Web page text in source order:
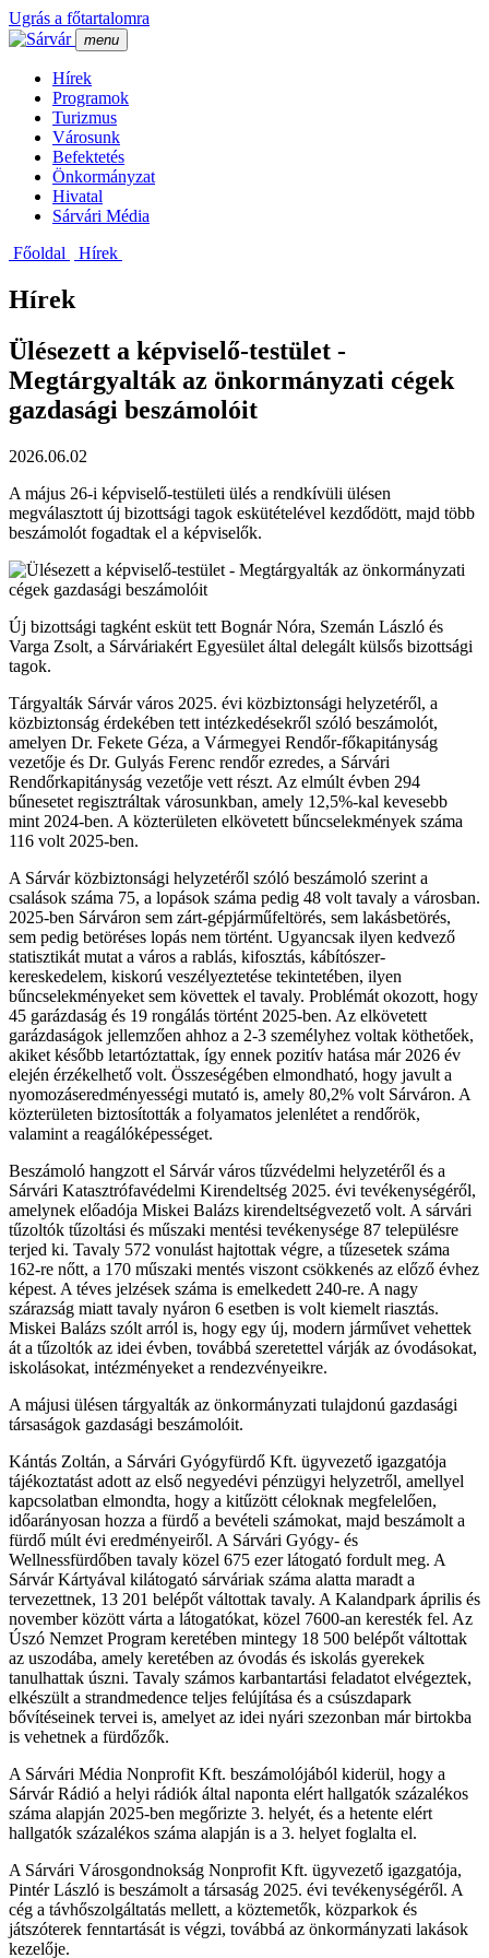
Ugrás a főtartalomra
menu
Hí­rek
Programok
Turizmus
Városunk
Befektetés
Önkormányzat
Hivatal
Sárvári Média
Főoldal
Hí­rek
Hírek
Ülésezett a képviselő-testület -
Megtárgyalták az önkormányzati cégek
gazdasági beszámolóit
2026.06.02
A május 26-i képviselő-testületi ülés a rendkívüli ülésen
megválasztott új bizottsági tagok eskütételével kezdődött, majd több
beszámolót fogadtak el a képviselők.
Új bizottsági tagként esküt tett Bognár Nóra, Szemán László és
Varga Zsolt, a Sárváriakért Egyesület által delegált külsős bizottsági
tagok.
Tárgyalták Sárvár város 2025. évi közbiztonsági helyzetéről, a
közbiztonság érdekében tett intézkedésekről szóló beszámolót,
amelyen Dr. Fekete Géza, a Vármegyei Rendőr-főkapitányság
vezetője és Dr. Gulyás Ferenc rendőr ezredes, a Sárvári
Rendőrkapitányság vezetője vett részt. Az elmúlt évben 294
bűnesetet regisztráltak városunkban, amely 12,5%-kal kevesebb
mint 2024-ben. A közterületen elkövetett bűncselekmények száma
116 volt 2025-ben.
A Sárvár közbiztonsági helyzetéről szóló beszámoló szerint a
csalások száma 75, a lopások száma pedig 48 volt tavaly a városban.
2025-ben Sárváron sem zárt-gépjárműfeltörés, sem lakásbetörés,
sem pedig betöréses lopás nem történt. Ugyancsak ilyen kedvező
statisztikát mutat a város a rablás, kifosztás, kábítószer-
kereskedelem, kiskorú veszélyeztetése tekintetében, ilyen
bűncselekményeket sem követtek el tavaly. Problémát okozott, hogy
45 garázdaság és 19 rongálás történt 2025-ben. Az elkövetett
garázdaságok jellemzően ahhoz a 2-3 személyhez voltak köthetőek,
akiket később letartóztattak, így ennek pozitív hatása már 2026 év
elején érzékelhető volt. Összeségében elmondható, hogy javult a
nyomozáseredményességi mutató is, amely 80,2% volt Sárváron. A
közterületen biztosították a folyamatos jelenlétet a rendőrök,
valamint a reagálóképességet.
Beszámoló hangzott el Sárvár város tűzvédelmi helyzetéről és a
Sárvári Katasztrófavédelmi Kirendeltség 2025. évi tevékenységéről,
amelynek előadója Miskei Balázs kirendeltségvezető volt. A sárvári
tűzoltók tűzoltási és műszaki mentési tevékenysége 87 településre
terjed ki. Tavaly 572 vonulást hajtottak végre, a tűzesetek száma
162-re nőtt, a 170 műszaki mentés viszont csökkenés az előző évhez
képest. A téves jelzések száma is emelkedett 240-re. A nagy
szárazság miatt tavaly nyáron 6 esetben is volt kiemelt riasztás.
Miskei Balázs szólt arról is, hogy egy új, modern járművet vehettek
át a tűzoltók az idei évben, továbbá szeretettel várják az óvodásokat,
iskolásokat, intézményeket a rendezvényeikre.
A májusi ülésen tárgyalták az önkormányzati tulajdonú gazdasági
társaságok gazdasági beszámolóit.
Kántás Zoltán, a Sárvári Gyógyfürdő Kft. ügyvezető igazgatója
tájékoztatást adott az első negyedévi pénzügyi helyzetről, amellyel
kapcsolatban elmondta, hogy a kitűzött céloknak megfelelően,
időarányosan hozza a fürdő a bevételi számokat, majd beszámolt a
fürdő múlt évi eredményeiről. A Sárvári Gyógy- és
Wellnessfürdőben tavaly közel 675 ezer látogató fordult meg. A
Sárvár Kártyával kilátogató sárváriak száma alatta maradt a
tervezettnek, 13 201 belépőt váltottak tavaly. A Kalandpark április és
november között várta a látogatókat, közel 7600-an keresték fel. Az
Úszó Nemzet Program keretében mintegy 18 500 belépőt váltottak
az uszodába, amely keretében az óvodás és iskolás gyerekek
tanulhattak úszni. Tavaly számos karbantartási feladatot elvégeztek,
elkészült a strandmedence teljes felújítása és a csúszdapark
bővítéseinek tervei is, amelyet az idei nyári szezonban már birtokba
is vehetnek a fürdőzők.
A Sárvári Média Nonprofit Kft. beszámolójából kiderül, hogy a
Sárvár Rádió a helyi rádiók által naponta elért hallgatók százalékos
száma alapján 2025-ben megőrizte 3. helyét, és a hetente elért
hallgatók százalékos száma alapján is a 3. helyet foglalta el.
A Sárvári Városgondnokság Nonprofit Kft. ügyvezető igazgatója,
Pintér László is beszámolt a társaság 2025. évi tevékenységéről. A
cég a távhőszolgáltatás mellett, a köztemetők, közparkok és
játszóterek fenntartását is végzi, továbbá az önkormányzati lakások
kezelője.